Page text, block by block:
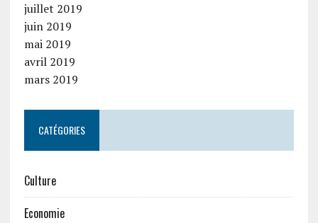
juillet 2019
juin 2019
mai 2019
avril 2019
mars 2019
CATÉGORIES
Culture
Economie